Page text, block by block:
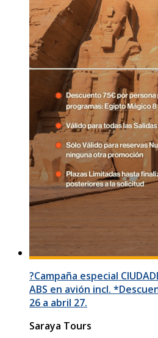
?Campaña especial
ABS en avión incl.
26 a abril 27.
Saraya Tours